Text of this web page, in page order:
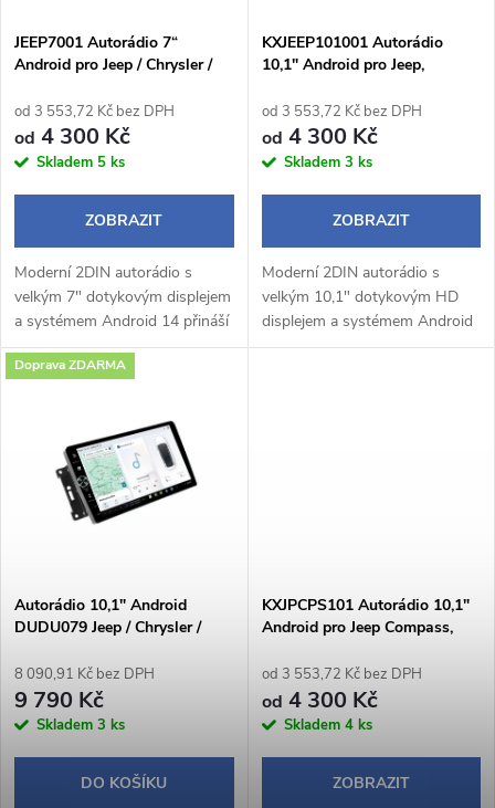
p
r
o
u
k
t
s
p
r
o
d
u
k
JEEP7001 Autorádio 7“
Android pro Jeep / Chrysler /
od 3 553,72 Kč bez DPH
od 4 300 Kč
Skladem 5 ks
ZOBRAZIT
Moderní 2DIN autorádio s
velkým 7" dotykovým displejem
a systémem Android 14 přináší
pohodlné a chytré ovládání
během jízdy. Bezdrátové Apple
KXJEEP101001 Autorádio
10,1" Android pro Jeep,
od 3 553,72 Kč bez DPH
od 4 300 Kč
Skladem 3 ks
ZOBRAZIT
Moderní 2DIN autorádio s
velkým 10,1" dotykovým HD
displejem a systémem Android
14 přináší pohodlné a chytré
Doprava ZDARMA
Autorádio 10,1" Android
DUDU079 Jeep / Chrysler /
8 090,91 Kč bez DPH
9 790 Kč
Skladem 3 ks
DO KOŠÍKU
KXJPCPS101 Autorádio 10,1"
Android pro Jeep Compass,
od 3 553,72 Kč bez DPH
od 4 300 Kč
Skladem 4 ks
ZOBRAZIT